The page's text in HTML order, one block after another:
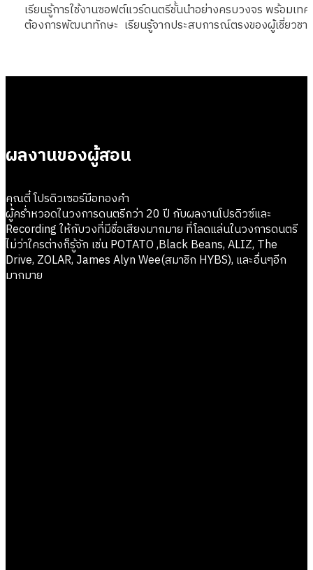
เรียนรู้การใช้งานซอฟต์แวร์ดนตรีชั้นนำอย่างครบวงจร พร้อม
ต้องการพัฒนาทักษะ เรียนรู้จากประสบการณ์ตรงของผู้เชี่ยว
ผลงานของผู้สอน
คุณตี๋ โปรดิวเซอร์มือทองคำ
ผู้คร่ำหวอดในวงการดนตรีกว่า 20 ปี กับผลงานโปรดิวซ์และ
Recording ให้กับวงที่มีชื่อเสียงมากมาย ที่โลดแล่นในวงการดนตรี
ไม่ว่าใครต่างก็รู้จัก เช่น POTATO ,Black Beans, ALIZ, The
Drive, ZOLAR, James Alyn Wee(สมาชิก HYBS), และอื่นๆอีก
มากมาย